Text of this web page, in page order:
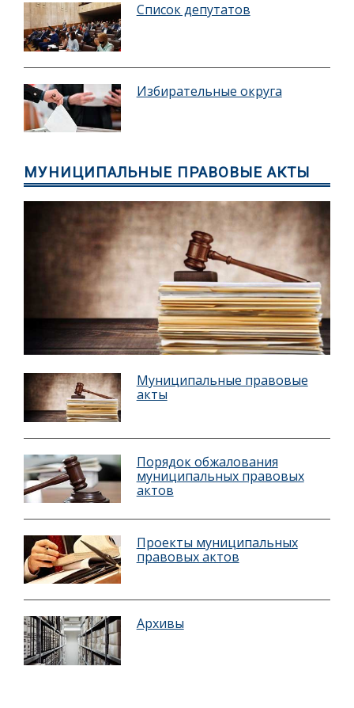
Список депутатов
Избирательные округа
МУНИЦИПАЛЬНЫЕ ПРАВОВЫЕ АКТЫ
Муниципальные правовые
акты
Порядок обжалования
муниципальных правовых
актов
Проекты муниципальных
правовых актов
Архивы